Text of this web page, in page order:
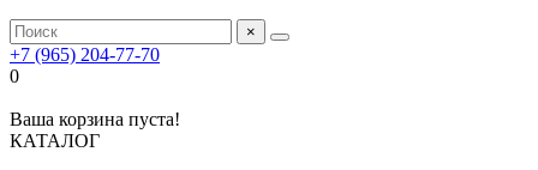
×
+7 (965) 204-77-70
0
Ваша корзина пуста!
КАТАЛОГ